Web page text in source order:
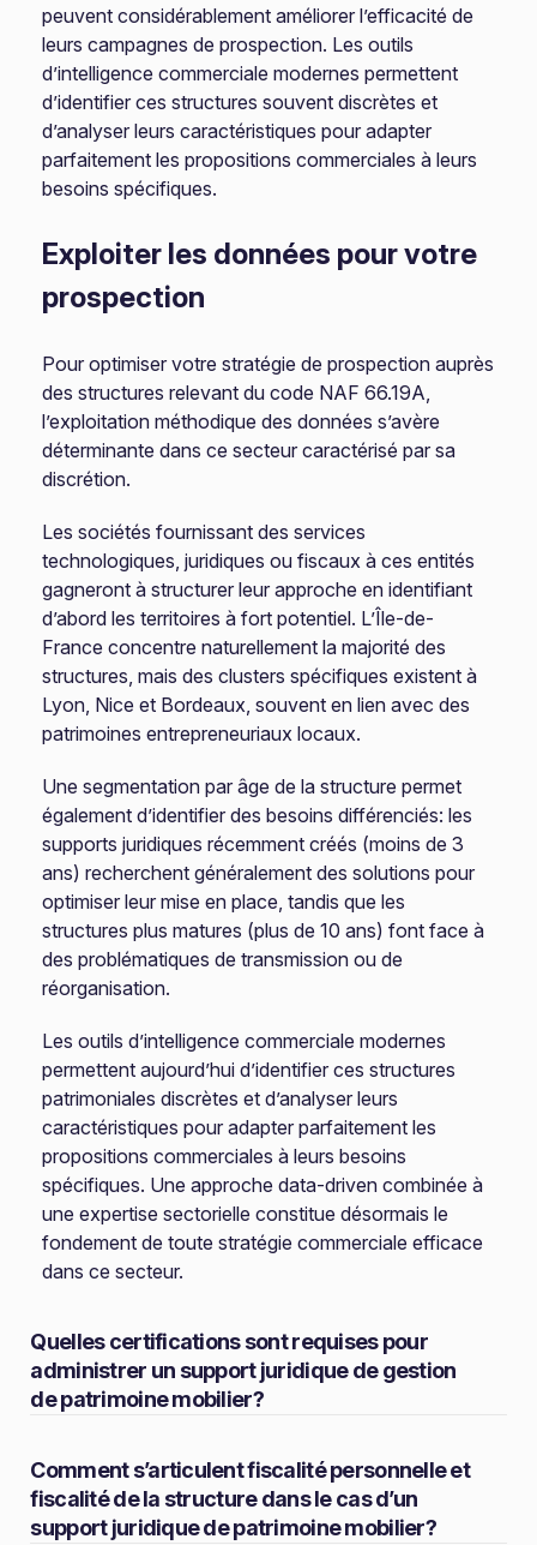
peuvent considérablement améliorer l’efficacité de
leurs campagnes de prospection. Les outils
d’intelligence commerciale modernes permettent
d’identifier ces structures souvent discrètes et
d’analyser leurs caractéristiques pour adapter
parfaitement les propositions commerciales à leurs
besoins spécifiques.
Exploiter les données pour votre
prospection
Pour optimiser votre stratégie de prospection auprès
des structures relevant du code NAF 66.19A,
l’exploitation méthodique des données s’avère
déterminante dans ce secteur caractérisé par sa
discrétion.
Les sociétés fournissant des services
technologiques, juridiques ou fiscaux à ces entités
gagneront à structurer leur approche en identifiant
d’abord les territoires à fort potentiel. L’Île-de-
France concentre naturellement la majorité des
structures, mais des clusters spécifiques existent à
Lyon, Nice et Bordeaux, souvent en lien avec des
patrimoines entrepreneuriaux locaux.
Une segmentation par âge de la structure permet
également d’identifier des besoins différenciés: les
supports juridiques récemment créés (moins de 3
ans) recherchent généralement des solutions pour
optimiser leur mise en place, tandis que les
structures plus matures (plus de 10 ans) font face à
des problématiques de transmission ou de
réorganisation.
Les outils d’intelligence commerciale modernes
permettent aujourd’hui d’identifier ces structures
patrimoniales discrètes et d’analyser leurs
caractéristiques pour adapter parfaitement les
propositions commerciales à leurs besoins
spécifiques. Une approche data-driven combinée à
une expertise sectorielle constitue désormais le
fondement de toute stratégie commerciale efficace
dans ce secteur.
Quelles certifications sont requises pour
administrer un support juridique de gestion
de patrimoine mobilier?
Comment s’articulent fiscalité personnelle et
fiscalité de la structure dans le cas d’un
support juridique de patrimoine mobilier?